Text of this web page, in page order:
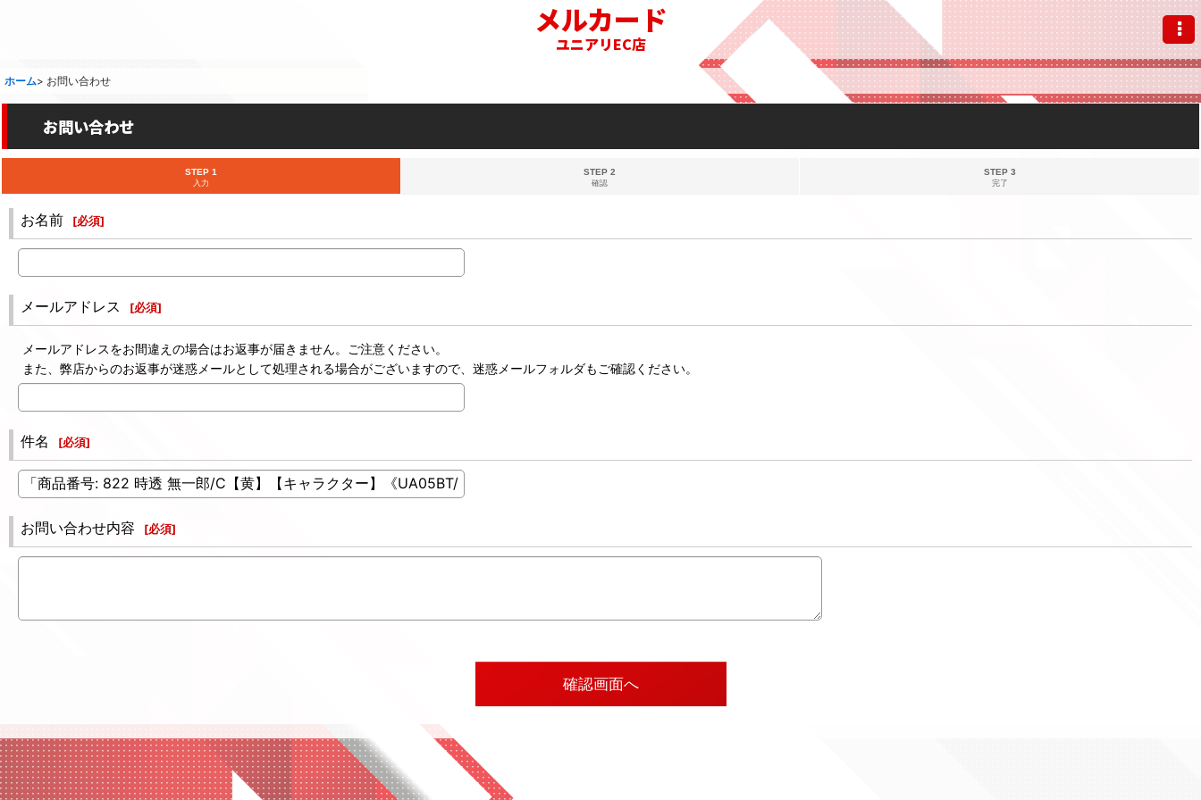
メルカード
ユニアリEC店
ホーム> お問い合わせ
お問い合わせ
STEP 1
入力
STEP 2
確認
STEP 3
完了
お名前 [必須]
メールアドレス [必須]
メールアドレスをお間違えの場合はお返事が届きません。ご注意ください。
また、弊店からのお返事が迷惑メールとして処理される場合がございますので、迷惑メールフォルダもご確認ください。
件名 [必須]
お問い合わせ内容 [必須]
確認画面へ